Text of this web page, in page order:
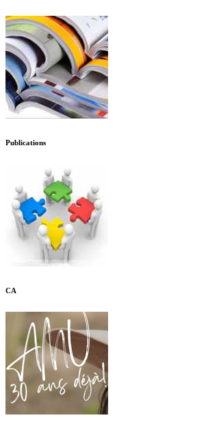
Publications
CA